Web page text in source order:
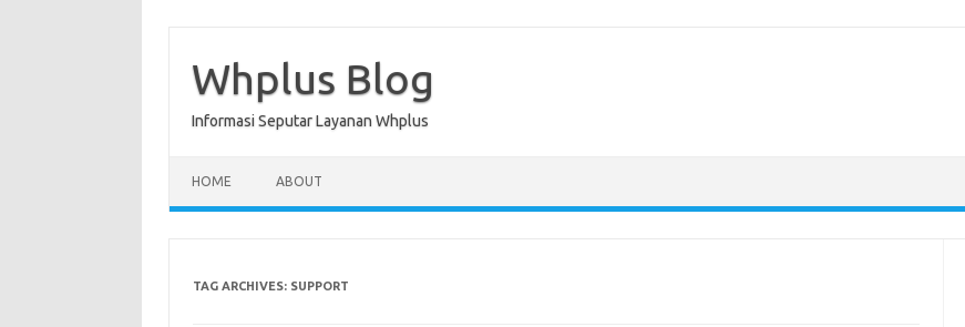
contentWhplus Blog
Informasi Seputar Layanan Whplus
HOME ABOUT
TAG ARCHIVES: SUPPORT